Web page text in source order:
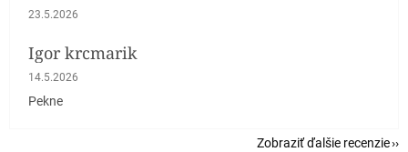
Hodnotenie obchodu je 5 z 5 hviezdičiek.
23.5.2026
Igor krcmarik
Hodnotenie obchodu je 5 z 5 hviezdičiek.
14.5.2026
Pekne
Zobraziť ďalšie recenzie